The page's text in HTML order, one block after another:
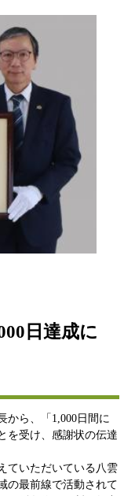
日達成に
から、「1,000日間に
を受け、感謝状の伝達
ていただいている八雲
の最前線で活動されて